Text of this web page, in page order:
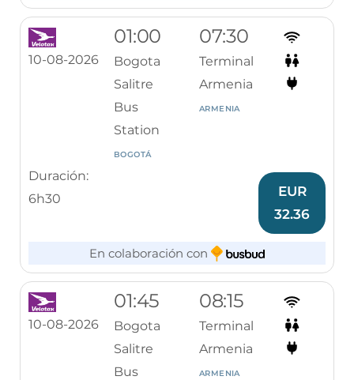
10-08-2026
01:00
Bogota
Salitre
Bus
Station
BOGOTÁ
07:30
Terminal
Armenia
ARMENIA
Duración:
6h30
EUR
32.36
En colaboración con
10-08-2026
01:45
Bogota
Salitre
Bus
08:15
Terminal
Armenia
ARMENIA